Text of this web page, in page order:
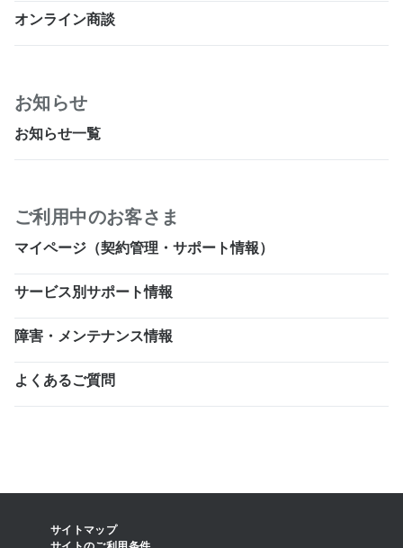
オンライン商談
お知らせ
お知らせ一覧
ご利用中のお客さま
マイページ（契約管理・サポート情報）
サービス別サポート情報
障害・メンテナンス情報
よくあるご質問
サイトマップ